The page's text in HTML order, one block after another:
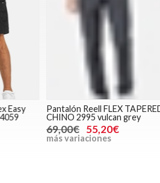
Pantalón Reell FLEX TAPERED
CHINO 2995 vulcan grey
69,00€ 55,20€
más variaciones